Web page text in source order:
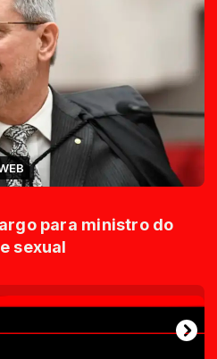
para ministro do
sexual